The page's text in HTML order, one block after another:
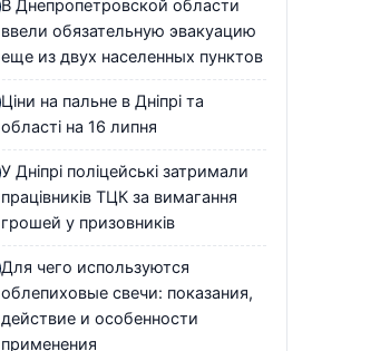
В Днепропетровской области
ввели обязательную эвакуацию
еще из двух населенных пунктов
Ціни на пальне в Дніпрі та
області на 16 липня
У Дніпрі поліцейські затримали
працівників ТЦК за вимагання
грошей у призовників
Для чего используются
облепиховые свечи: показания,
действие и особенности
применения